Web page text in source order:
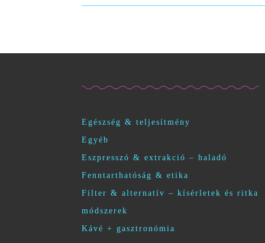
Egészség & teljesítmény
Egyéb
Eszpresszó & extrakció – haladó
Fenntarthatóság & etika
Filter & alternatív – kísérletek és ritka
módszerek
Kávé + gasztronómia